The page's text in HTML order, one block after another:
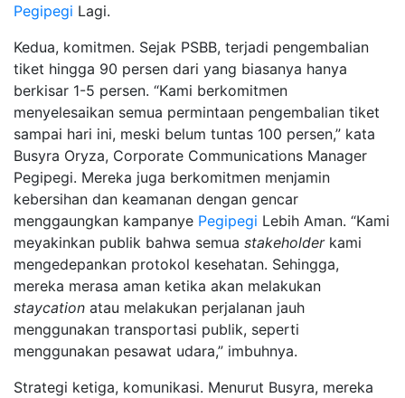
Pegipegi Lagi.
Kedua, komitmen. Sejak PSBB, terjadi pengembalian
tiket hingga 90 persen dari yang biasanya hanya
berkisar 1-5 persen. “Kami berkomitmen
menyelesaikan semua permintaan pengembalian tiket
sampai hari ini, meski belum tuntas 100 persen,” kata
Busyra Oryza, Corporate Communications Manager
Pegipegi. Mereka juga berkomitmen menjamin
kebersihan dan keamanan dengan gencar
menggaungkan kampanye Pegipegi Lebih Aman. “Kami
meyakinkan publik bahwa semua stakeholderkami
mengedepankan protokol kesehatan. Sehingga,
mereka merasa aman ketika akan melakukan
staycation atau melakukan perjalanan jauh
menggunakan transportasi publik, seperti
menggunakan pesawat udara,” imbuhnya.
Strategi ketiga, komunikasi. Menurut Busyra, mereka